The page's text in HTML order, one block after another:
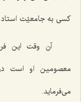
كسى به جامعيّت
آن وقت اين
معصومين او است
مى‌فرمايد.